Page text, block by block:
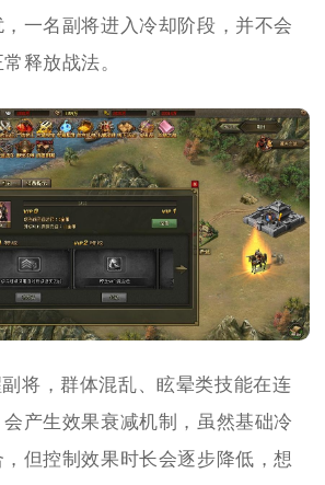
一名副将进入冷却阶段，并不会
释放战法。
将，群体混乱、眩晕类技能在连
产生效果衰减机制，虽然基础冷
但控制效果时长会逐步降低，想